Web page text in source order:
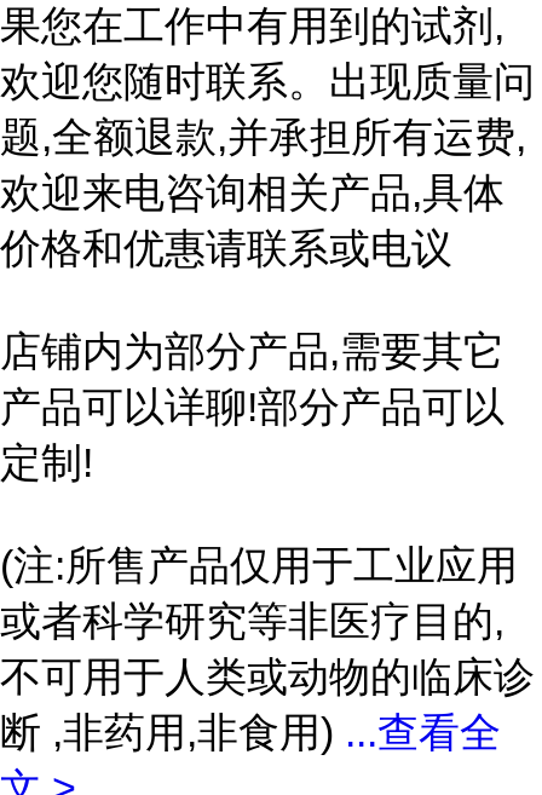
果您在工作中有用到的试剂,
欢迎您随时联系。出现质量问
题,全额退款,并承担所有运费,
欢迎来电咨询相关产品,具体
价格和优惠请联系或电议
店铺内为部分产品,需要其它
产品可以详聊!部分产品可以
定制!
(注:所售产品仅用于工业应用
或者科学研究等非医疗目的,
不可用于人类或动物的临床诊
断 ,非药用,非食用) ...查看全